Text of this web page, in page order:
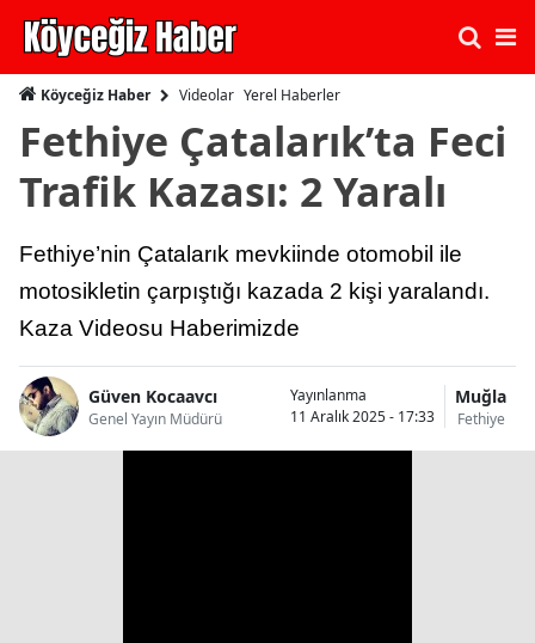
Köyceğiz Haber Videolar Yerel Haberler
Fethiye Çatalarık’ta Feci
Trafik Kazası: 2 Yaralı
Fethiye’nin Çatalarık mevkiinde otomobil ile
motosikletin çarpıştığı kazada 2 kişi yaralandı.
Kaza Videosu Haberimizde
Güven Kocaavcı
Genel Yayın Müdürü
Yayınlanma
11 Aralık 2025 - 17:33
Muğla
Fethiye